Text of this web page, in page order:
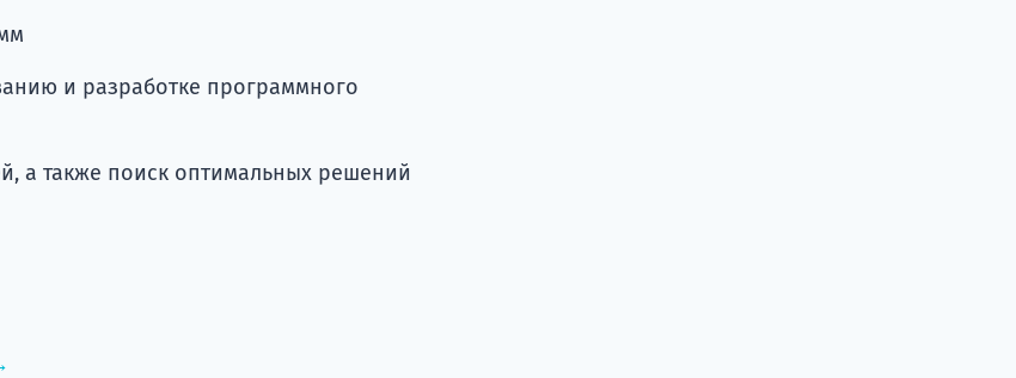
и разработке программного
а также поиск оптимальных решений